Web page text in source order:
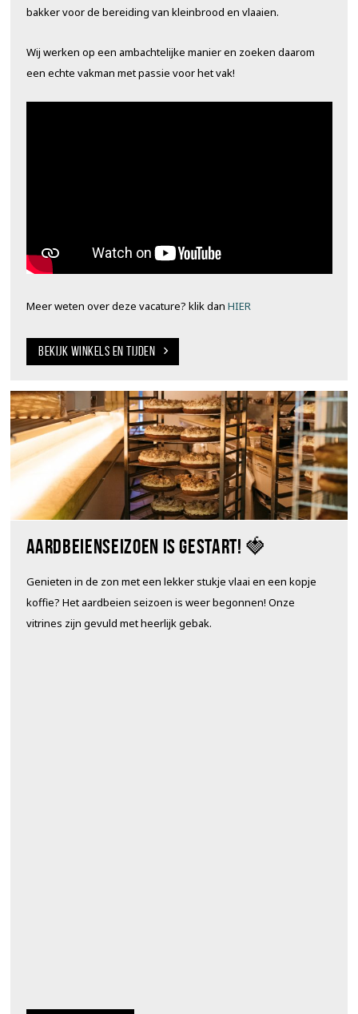
bakker voor de bereiding van kleinbrood en vlaaien.
Wij werken op een ambachtelijke manier en zoeken daarom
een echte vakman met passie voor het vak!
Meer weten over deze vacature? klik dan HIER
BEKIJK WINKELS EN TIJDEN
Aardbeienseizoen is gestart! 🍓
Genieten in de zon met een lekker stukje vlaai en een kopje
koffie? Het aardbeien seizoen is weer begonnen! Onze
vitrines zijn gevuld met heerlijk gebak.